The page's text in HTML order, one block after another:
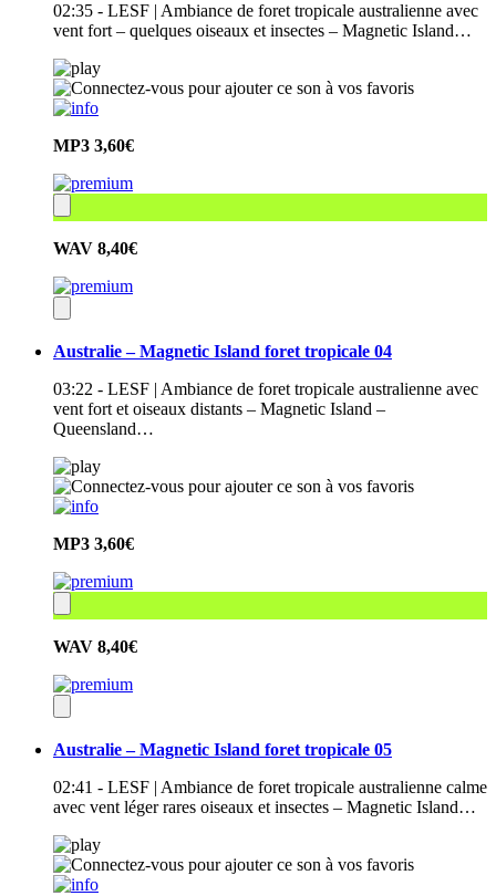
02:35 - LESF | Ambiance de foret tropicale australienne avec
vent fort – quelques oiseaux et insectes – Magnetic Island…
MP3 3,60€
WAV 8,40€
Australie – Magnetic Island foret tropicale 04
03:22 - LESF | Ambiance de foret tropicale australienne avec
vent fort et oiseaux distants – Magnetic Island –
Queensland…
MP3 3,60€
WAV 8,40€
Australie – Magnetic Island foret tropicale 05
02:41 - LESF | Ambiance de foret tropicale australienne calme
avec vent léger rares oiseaux et insectes – Magnetic Island…